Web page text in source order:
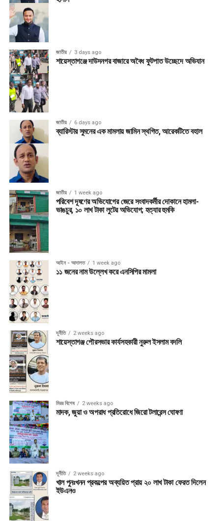
জাতীয় 3 days ago
শায়েস্তাগঞ্জে দাউদনগর বাজারে অবৈধ ফুটপাত উচ্ছেদে অভিযান
জাতীয় 6 days ago
ব্যারিস্টার সুমনের এক মামলায় জামিন স্থগিত, আরেকটিতে বহাল
জাতীয় 1 week ago
পরিবেশ দূষণের অভিযোগের জেরে সংবাদকর্মীর দোকানে হামলা-
ভাঙচুর, ১০ লাখ টাকা লুটের অভিযোগ; হত্যার হুমকি
আইন - আদালত 1 week ago
১১ জনের নাম উল্লেখ করে এনসিপির মামলা
দূর্নীতি 2 weeks ago
শায়েস্তাগঞ্জ পৌরসভার কার্যসহকারী নুরুল ইসলাম বদলি
মিরর বিশেষ 2 weeks ago
মাদক, জুয়া ও অপরাধ প্রতিরোধে জিরো টলারেন্স ঘোষণা
দূর্নীতি 2 weeks ago
খাল পুনঃখনন প্রকল্পের অব্যয়িত প্রায় ২০ লাখ টাকা ফেরত দিলেন
ইউএনও